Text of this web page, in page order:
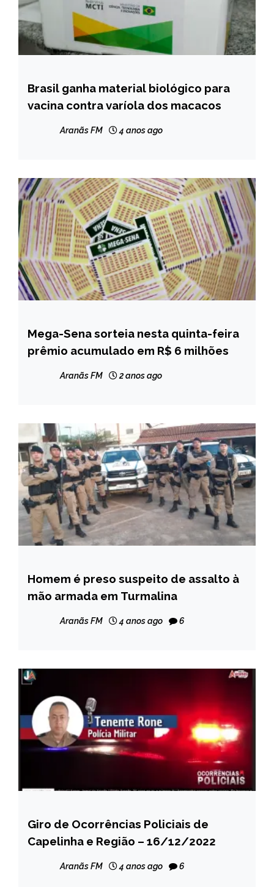
BRASIL
NOTÍCIAS
Brasil ganha material biológico para
vacina contra varíola dos macacos
Aranãs FM 4 anos ago
BRASIL
NOTÍCIAS
Mega-Sena sorteia nesta quinta-feira
prêmio acumulado em R$ 6 milhões
Aranãs FM 2 anos ago
CAPELINHA
NOTÍCIAS
Homem é preso suspeito de assalto à
mão armada em Turmalina
Aranãs FM 4 anos ago 6
CAPELINHA
NOTÍCIAS
Giro de Ocorrências Policiais de
Capelinha e Região – 16/12/2022
Aranãs FM 4 anos ago 6